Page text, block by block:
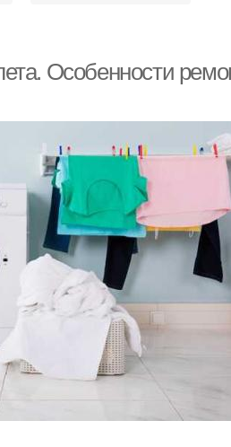
Особенности